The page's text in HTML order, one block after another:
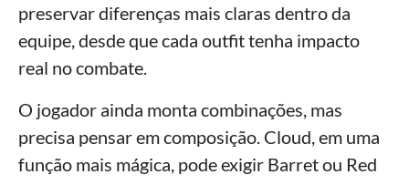
preservar diferenças mais claras dentro da
equipe, desde que cada outfit tenha impacto
real no combate.
O jogador ainda monta combinações, mas
precisa pensar em composição. Cloud, em uma
função mais mágica, pode exigir Barret ou Red